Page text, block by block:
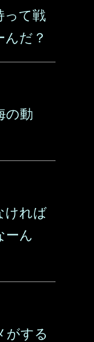
って戦
だ？
の動
ければ
ーん
がする